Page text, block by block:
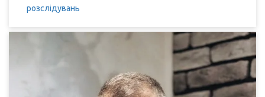
розслідувань